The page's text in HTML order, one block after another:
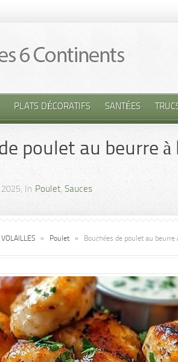
PLATS DÉCORATIFS SANTÉES
poulet au beurre à
In Poulet, Sauces
» Poulet » Bouchées de poulet au beurre